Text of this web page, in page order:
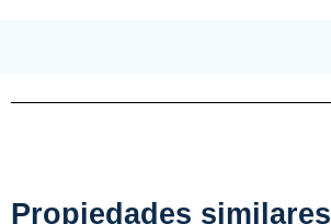
Propiedades similares